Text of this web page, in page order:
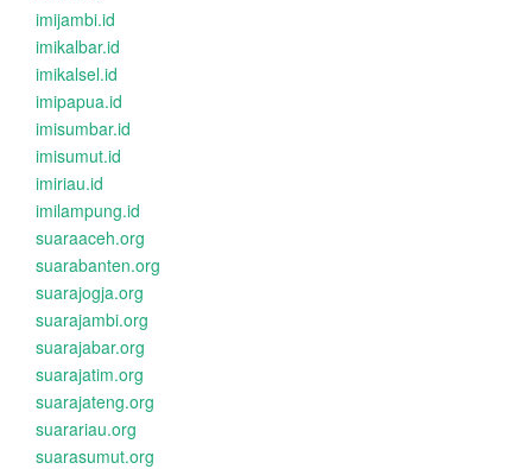
imijambi.id
imikalbar.id
imikalsel.id
imipapua.id
imisumbar.id
imisumut.id
imiriau.id
imilampung.id
suaraaceh.org
suarabanten.org
suarajogja.org
suarajambi.org
suarajabar.org
suarajatim.org
suarajateng.org
suarariau.org
suarasumut.org